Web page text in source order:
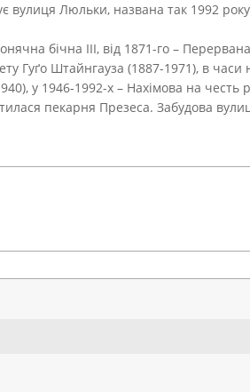
Люльки, названа так 1992
бічна ІІІ, від 1871-го –
Гуґо Штайнгауза (1887-1971), в часи
у 1946-1992-х – Нахімова на честь
пекарня Презеса. Забудова